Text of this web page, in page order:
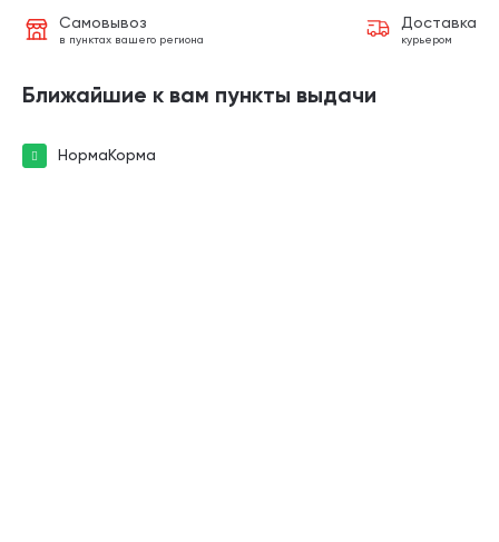
Самовывоз
в пунктах вашего региона
Доставка
курьером
Ближайшие к вам пункты выдачи
НормаКорма